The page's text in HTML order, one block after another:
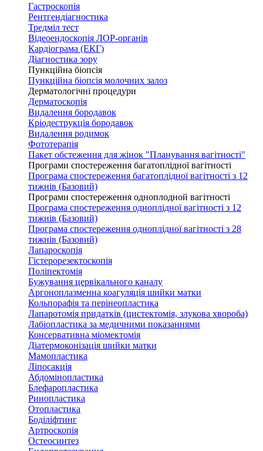
Гастроскопія
Рентгендіагностика
Тредміл тест
Відеоендоскопія ЛОР-органів
Кардіограма (ЕКГ)
Діагностика зору
Пункційна біопсія
Пункційна біопсія молочних залоз
Дерматологічні процедури
Дерматоскопія
Видалення бородавок
Кріодеструкція бородавок
Видалення родимок
Фототерапія
Пакет обстеження для жінок "Планування вагітності"
Програми спостереження багатоплідної вагітності
Програма спостереження багатоплідної вагітності з 12
тижнів (Базовий)
Програми спостереження одноплодной вагітності
Програма спостереження одноплідної вагітності з 12
тижнів (Базовий)
Програма спостереження одноплідної вагітності з 28
тижнів (Базовий)
Лапароскопія
Гістерорезектоскопія
Поліпектомія
Бужування цервікального каналу
Аргоноплазменна коагуляція шийки матки
Кольпорафія та перінеопластика
Лапаротомія придатків (цистектомія, злукова хвороба)
Лабіопластика за медичними показаннями
Консервативна міомектомія
Діатермоконізація шийки матки
Мамопластика
Ліпосакція
Абдомінопластика
Блефаропластика
Ринопластика
Отопластика
Боділіфтинг
Артроскопія
Остеосинтез